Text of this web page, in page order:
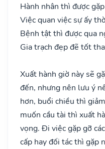
Hành nhân thì được
Việc quan việc sự ấy
Bệnh tật thì được qua
Gia trạch đẹp đẽ tốt
Xuất hành giờ này sẽ
đến, nhưng nên lưu ý
hơn, buổi chiều thì
muốn cầu tài thì xuất
vọng. Đi việc gặp gỡ
cấp hay đối tác thì gặp